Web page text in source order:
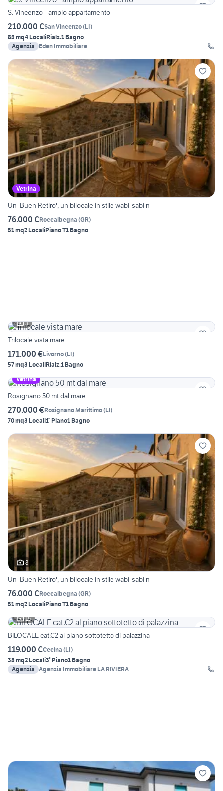
S. Vincenzo - ampio appartamento
210.000 €San Vincenzo(LI)
85 mq4 LocaliRialz.1 Bagno
Agenzia
Eden Immobiliare
Vetrina
Un 'Buen Retiro', un bilocale in stile wabi-sabi n
76.000 €Roccalbegna (GR)
51 mq2 LocaliPiano T1 Bagno
3
Trilocale vista mare
171.000 €Livorno(LI)
57 mq3 LocaliRialz.1 Bagno
Vetrina
Rosignano 50 mt dal mare
270.000 €Rosignano Marittimo(LI)
70 mq3 Locali1° Piano1 Bagno
8
Un 'Buen Retiro', un bilocale in stile wabi-sabi n
76.000 €Roccalbegna (GR)
51 mq2 LocaliPiano T1 Bagno
15
BILOCALE cat.C2 al piano sottotetto di palazzina
119.000 €Cecina (LI)
38 mq2 Locali3° Piano1 Bagno
Agenzia Agenzia Immobiliare LA RIVIERA